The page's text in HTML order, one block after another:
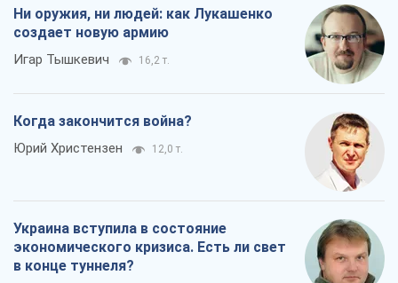
Ни оружия, ни людей: как Лукашенко
создает новую армию
Игар Тышкевич 16,2 т.
Когда закончится война?
Юрий Христензен 12,0 т.
Украина вступила в состояние
экономического кризиса. Есть ли свет
в конце туннеля?